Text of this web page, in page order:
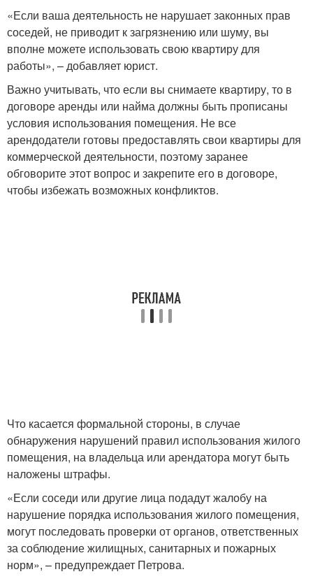
«Если ваша деятельность не нарушает законных прав
соседей, не приводит к загрязнению или шуму, вы
вполне можете использовать свою квартиру для
работы», – добавляет юрист.
Важно учитывать, что если вы снимаете квартиру, то в
договоре аренды или найма должны быть прописаны
условия использования помещения. Не все
арендодатели готовы предоставлять свои квартиры для
коммерческой деятельности, поэтому заранее
обговорите этот вопрос и закрепите его в договоре,
чтобы избежать возможных конфликтов.
Что касается формальной стороны, в случае
обнаружения нарушений правил использования жилого
помещения, на владельца или арендатора могут быть
наложены штрафы.
«Если соседи или другие лица подадут жалобу на
нарушение порядка использования жилого помещения,
могут последовать проверки от органов, ответственных
за соблюдение жилищных, санитарных и пожарных
норм», – предупреждает Петрова.